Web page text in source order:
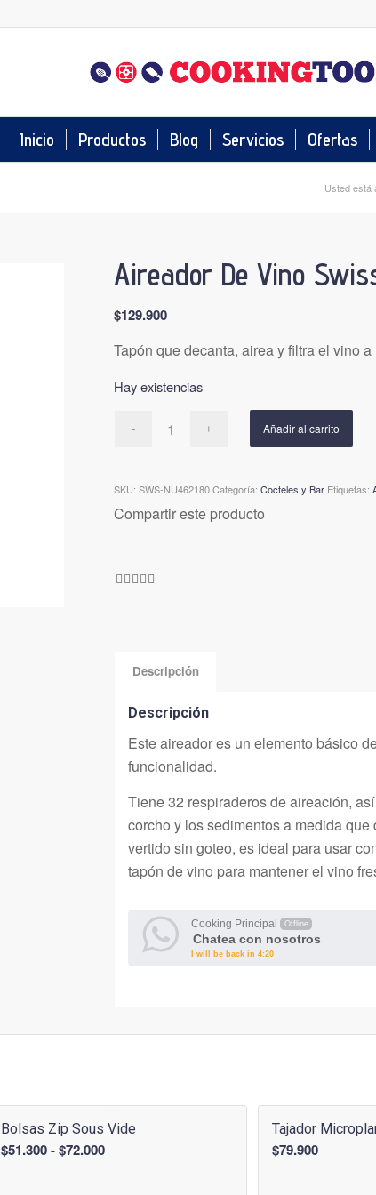
Inicio Productos Blog Servicios Ofertas
Usted está
Aireador De Vino
$129.900
Tapón que decanta, airea y filtra el vino
Hay existencias
Añadir al carrito
SKU:SWS-NU462180 Categoría:Cocteles y Bar Etiquetas:
Compartir este producto
Descripción
Descripción
Este aireador es un elemento básico
funcionalidad.
Tiene 32 respiraderos de aireación,
corcho y los sedimentos a medida
vertido sin goteo, es ideal para usar
tapón de vino para mantener el vino
Cooking Principal Offline
Chatea con nosotros
I will be back in 4:20
Bolsas Zip Sous Vide
$51.300 - $72.000Rango
Tajador
$79.900